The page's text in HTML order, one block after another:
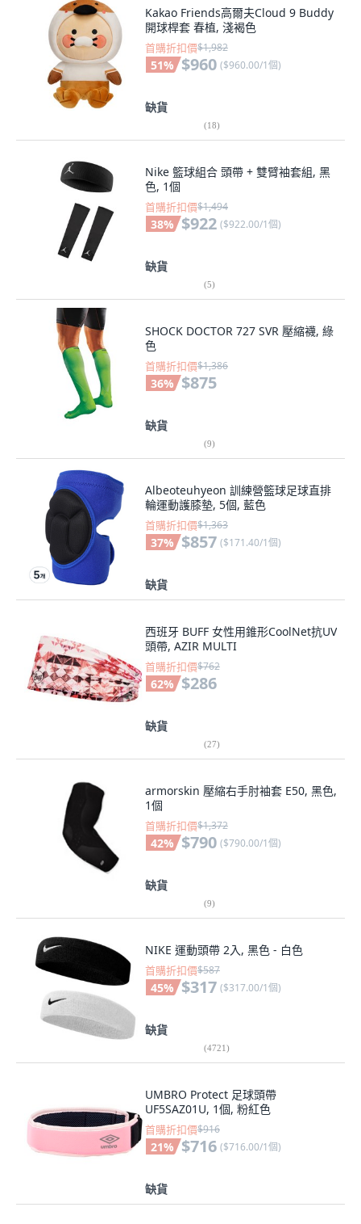
Kakao Friends高爾夫Cloud 9 Buddy
開球桿套 春植, 淺褐色
首購折扣價$1,982
51% $960 ($960.00/1個)
缺貨
(18)
Nike 籃球組合 頭帶 + 雙臂袖套組, 黑
色, 1個
首購折扣價$1,494
38% $922 ($922.00/1個)
缺貨
(5)
SHOCK DOCTOR 727 SVR 壓縮襪, 綠
色
首購折扣價$1,386
36% $875
缺貨
(9)
Albeoteuhyeon 訓練營籃球足球直排
輪運動護膝墊, 5個, 藍色
首購折扣價$1,363
37% $857 ($171.40/1個)
缺貨
西班牙 BUFF 女性用錐形CoolNet抗UV
頭帶, AZIR MULTI
首購折扣價$762
62% $286
缺貨
(27)
armorskin 壓縮右手肘袖套 E50, 黑色,
1個
首購折扣價$1,372
42% $790 ($790.00/1個)
缺貨
(9)
NIKE 運動頭帶 2入, 黑色 - 白色
首購折扣價$587
45% $317 ($317.00/1個)
缺貨
(4721)
UMBRO Protect 足球頭帶
UF5SAZ01U, 1個, 粉紅色
首購折扣價$916
21% $716 ($716.00/1個)
缺貨